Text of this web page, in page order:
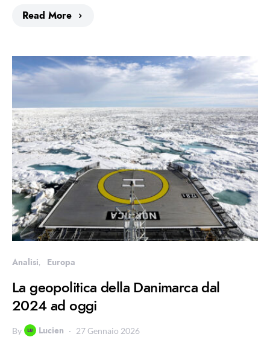
Read More
Analisi Europa
La geopolitica della Danimarca dal
2024 ad oggi
By Lucien 27 Gennaio 2026